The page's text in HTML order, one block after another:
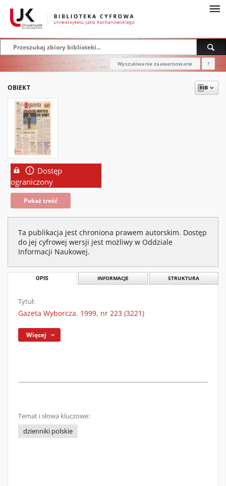
Wyszukiwanie zaawansowane ?
OBIEKT
Dostęp
ograniczony
Pokaż treść
Ta publikacja jest chroniona prawem autorskim. Dostęp
do jej cyfrowej wersji jest możliwy w Oddziale
Informacji Naukowej.
OPIS INFORMACJE STRUKTURA
Tytuł:
Gazeta Wyborcza. 1999, nr 223 (3221)
Więcej
Temat i słowa kluczowe:
dzienniki polskie